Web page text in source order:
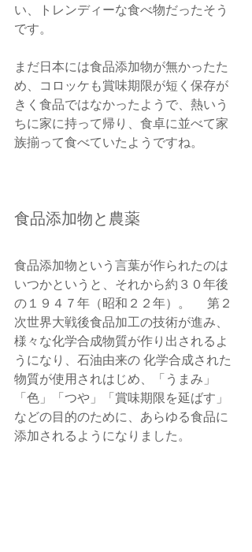
い、トレンディーな食べ物だったそう
です。
まだ日本には食品添加物が無かったた
め、コロッケも賞味期限が短く保存が
きく食品ではなかったようで、熱いう
ちに家に持って帰り、食卓に並べて家
族揃って食べていたようですね。
食品添加物と農薬
食品添加物という言葉が作られたのは
いつかというと、それから約３０年後
の１９４７年（昭和２２年）。　 第２
次世界大戦後食品加工の技術が進み、
様々な化学合成物質が作り出されるよ
うになり、石油由来の 化学合成された
物質が使用されはじめ、「うまみ」
「色」「つや」「賞味期限を延ばす」
などの目的のために、あらゆる食品に
添加されるようになりました。